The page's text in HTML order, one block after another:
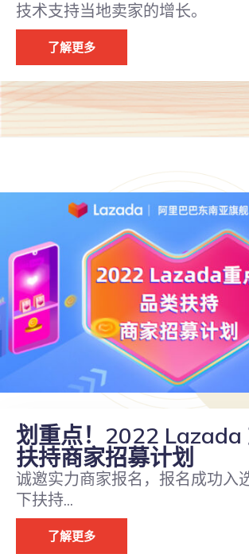
技术支持当地卖家的增长。
了解更多
划重点！2022 Lazada
扶持商家招募计划
诚邀实力商家报名，报名成功入
下扶持...
了解更多